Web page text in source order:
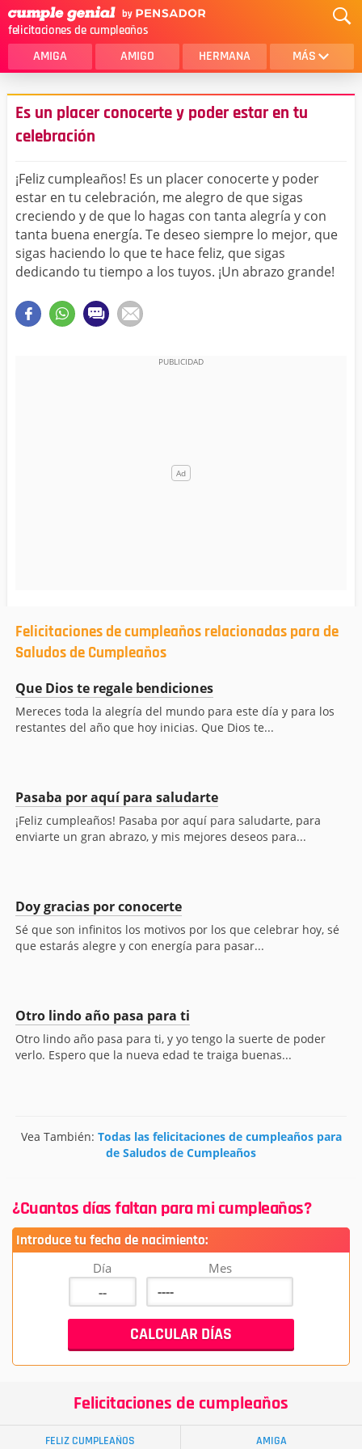
felicitaciones de cumpleaños
AMIGA AMIGO HERMANA MÁS
MAMA
AMOR
CRISTIANOS
HERMANO
HIJO
NOVIA
ESPOSO
PAPA
HOMBRE
ALGUIEN ESPECIAL
Es un placer conocerte y poder estar en tu
celebración
¡Feliz cumpleaños! Es un placer conocerte y poder
estar en tu celebración, me alegro de que sigas
creciendo y de que lo hagas con tanta alegría y con
tanta buena energía. Te deseo siempre lo mejor, que
sigas haciendo lo que te hace feliz, que sigas
dedicando tu tiempo a los tuyos. ¡Un abrazo grande!
Felicitaciones de cumpleaños relacionadas para de
Saludos de Cumpleaños
Que Dios te regale bendiciones
Mereces toda la alegría del mundo para este día y para los
restantes del año que hoy inicias. Que Dios te...
Pasaba por aquí para saludarte
¡Feliz cumpleaños! Pasaba por aquí para saludarte, para
enviarte un gran abrazo, y mis mejores deseos para...
Doy gracias por conocerte
Sé que son infinitos los motivos por los que celebrar hoy, sé
que estarás alegre y con energía para pasar...
Otro lindo año pasa para ti
Otro lindo año pasa para ti, y yo tengo la suerte de poder
verlo. Espero que la nueva edad te traiga buenas...
Vea También: Todas las felicitaciones de cumpleaños para
de Saludos de Cumpleaños
¿Cuantos días faltan para mi cumpleaños?
Introduce tu fecha de nacimiento:
Día Mes
Felicitaciones de cumpleaños
FELIZ CUMPLEAÑOS AMIGA